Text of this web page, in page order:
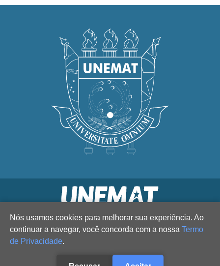
Nós usamos cookies para melhorar sua experiência. Ao
continuar a navegar, você concorda com a nossa Termo
de Privacidade.